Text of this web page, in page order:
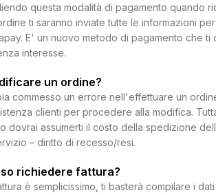
questa modalità di pagamento quando
ti saranno inviate tutte le informazioni
E' un nuovo metodo di pagamento che ti
interesse.
un ordine?
commesso un errore nell'effettuare un
clienti per procedere alla modifica.
dovrai assumerti il costo della spedizione
– diritto di recesso/resi.
richiedere fattura?
è semplicissimo, ti basterà compilare i